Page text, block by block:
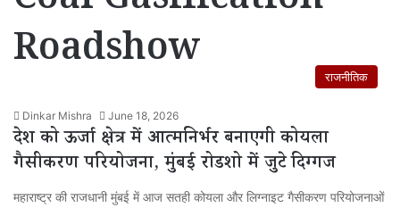
Roadshow
राजनीतिक
Dinkar Mishra June 18, 2026
देश को ऊर्जा क्षेत्र में आत्मनिर्भर बनाएगी कोयला
गैसीकरण परियोजना, मुंबई रोडशो में जुटे दिग्गज
महाराष्ट्र की राजधानी मुंबई में आज सतही कोयला और लिग्नाइट गैसीकरण परियोजनाओं